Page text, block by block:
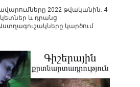
2022 թվականին. 4
և դրանց
կարծում